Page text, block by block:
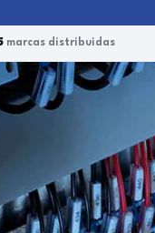
marcas distribuidas